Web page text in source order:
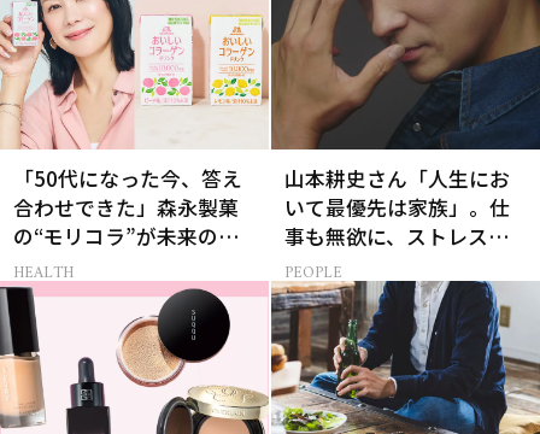
「50代になった今、答え
合わせできた」森永製菓
の“モリコラ”が未来のキ
レイを連れてくる！
HEALTH
山本耕史さん「人生にお
いて最優先は家族」。仕
事も無欲に、ストレスを
溜めない生き方
PEOPLE